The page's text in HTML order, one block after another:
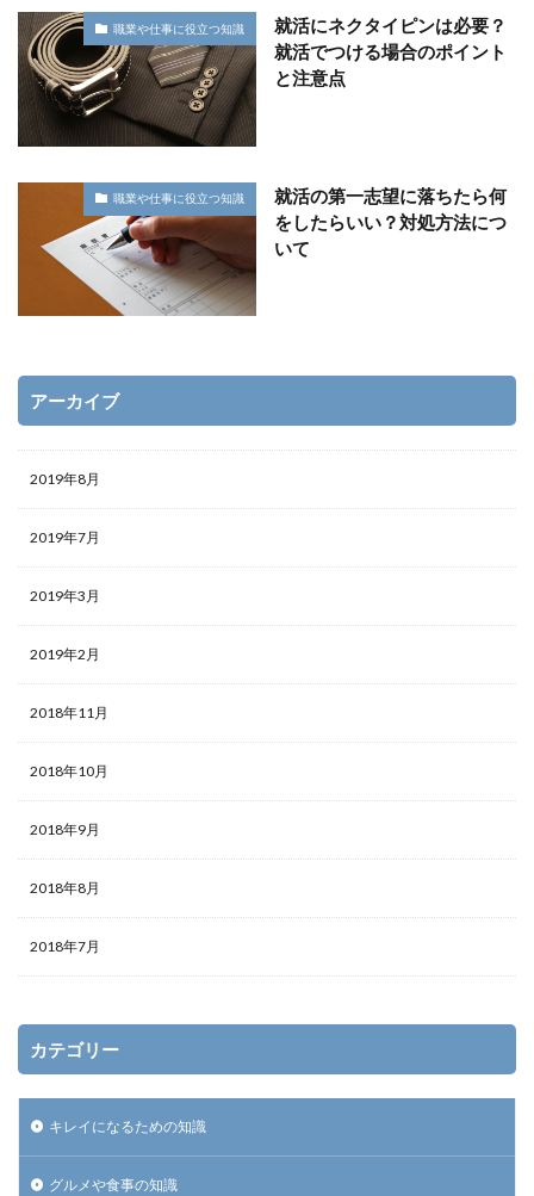
職業や仕事に役立つ知識
就活にネクタイピンは必要？
就活でつける場合のポイント
と注意点
職業や仕事に役立つ知識
就活の第一志望に落ちたら何
をしたらいい？対処方法につ
いて
アーカイブ
2019年8月
2019年7月
2019年3月
2019年2月
2018年11月
2018年10月
2018年9月
2018年8月
2018年7月
カテゴリー
キレイになるための知識
グルメや食事の知識